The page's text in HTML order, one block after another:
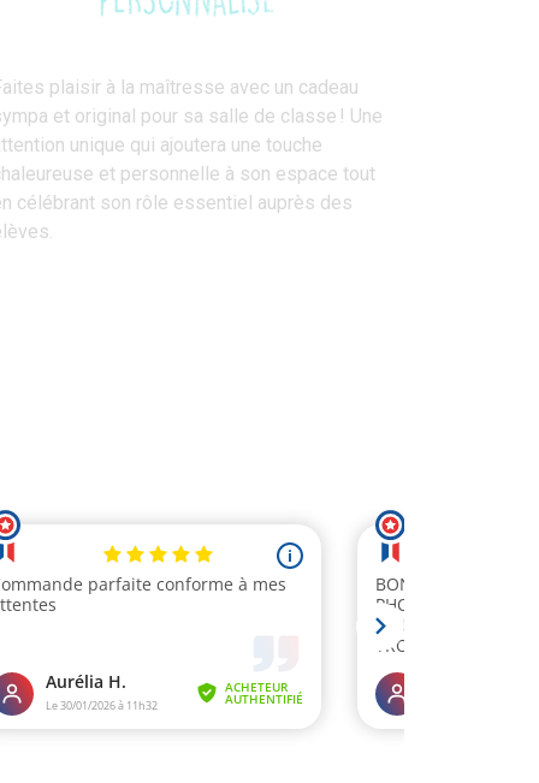
plaisir à la maîtresse avec un cadeau
et original pour sa salle de classe ! Une
unique qui ajoutera une touche
et personnelle à son espace tout
célébrant son rôle essentiel auprès des